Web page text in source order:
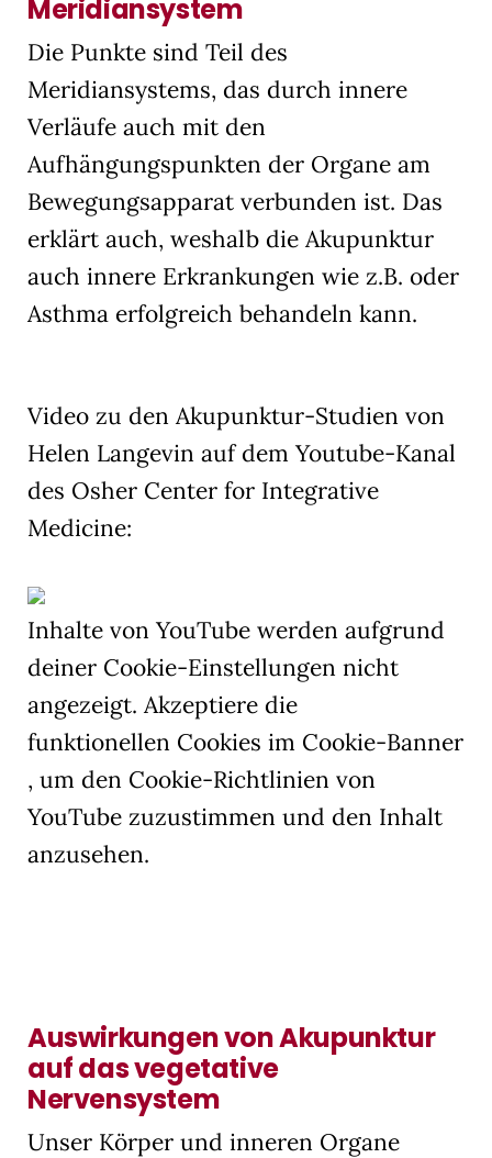
Meridiansystem
Die Punkte sind Teil des
Meridiansystems, das durch innere
Verläufe auch mit den
Aufhängungspunkten der Organe am
Bewegungsapparat verbunden ist. Das
erklärt auch, weshalb die Akupunktur
auch innere Erkrankungen wie z.B. oder
Asthma erfolgreich behandeln kann.
Video zu den Akupunktur-Studien von
Helen Langevin auf dem Youtube-Kanal
des Osher Center for Integrative
Medicine:
Inhalte von YouTube werden aufgrund
deiner Cookie-Einstellungen nicht
angezeigt. Akzeptiere die
funktionellen Cookies im Cookie-Banner
, um den Cookie-Richtlinien von
YouTube zuzustimmen und den Inhalt
anzusehen.
Auswirkungen von Akupunktur
auf das vegetative
Nervensystem
Unser Körper und inneren Organe